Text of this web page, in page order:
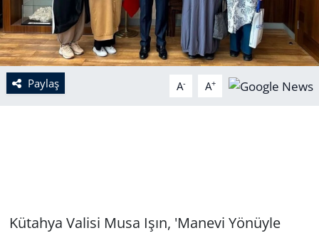
Paylaş A- A+
Kütahya Valisi Musa Işın, 'Manevi Yönüyle